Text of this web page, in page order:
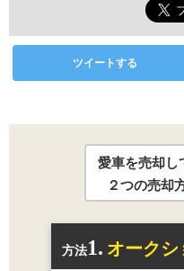
ツイートする
愛車を売却し
２つの売却
方法1. オークシ